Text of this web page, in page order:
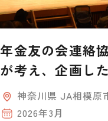
年金友の会連絡
が考え、企画し
を開催
神奈川県 JA相模原
2026年3月